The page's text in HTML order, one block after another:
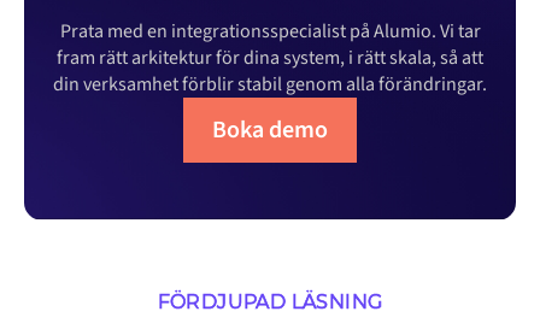
Prata med en integrationsspecialist på Alumio. Vi tar
fram rätt arkitektur för dina system, i rätt skala, så att
din verksamhet förblir stabil genom alla förändringar.
Boka demo
FÖRDJUPAD LÄSNING